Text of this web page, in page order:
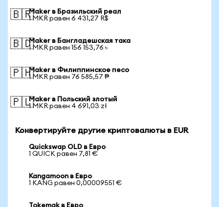
🇧🇷Maker в Бразильский реал
1 MKR равен 6 431,27 R$
🇧🇩Maker в Бангладешская така
1 MKR равен 156 153,76 ৳
🇵🇭Maker в Филиппинское песо
1 MKR равен 76 585,57 ₱
🇵🇱Maker в Польский злотый
1 MKR равен 4 691,03 zł
Конвертируйте другие криптовалюты в EUR
Quickswap OLD в Евро
1 QUICK равен 7,81 €
Kangamoon в Евро
1 KANG равен 0,00009551 €
Tokemak в Евро